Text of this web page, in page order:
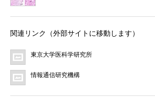
関連リンク（外部サイトに移動します）
東京大学医科学研究所
情報通信研究機構